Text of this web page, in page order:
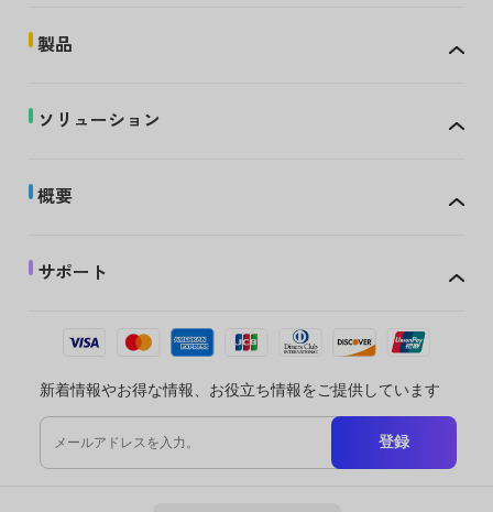
製品
ソリューション
概要
サポート
新着情報やお得な情報、お役立ち情報をご提供しています
登録